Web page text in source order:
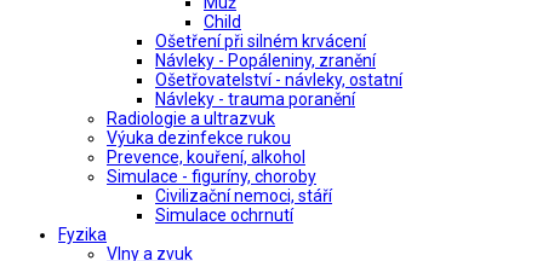
Child
Ošetření při silném krvácení
Návleky - Popáleniny, zranění
Ošetřovatelství - návleky, ostatní
Návleky - trauma poranění
Radiologie a ultrazvuk
Výuka dezinfekce rukou
Prevence, kouření, alkohol
Simulace - figuríny, choroby
Civilizační nemoci, stáří
Simulace ochrnutí
Fyzika
Vlny a zvuk